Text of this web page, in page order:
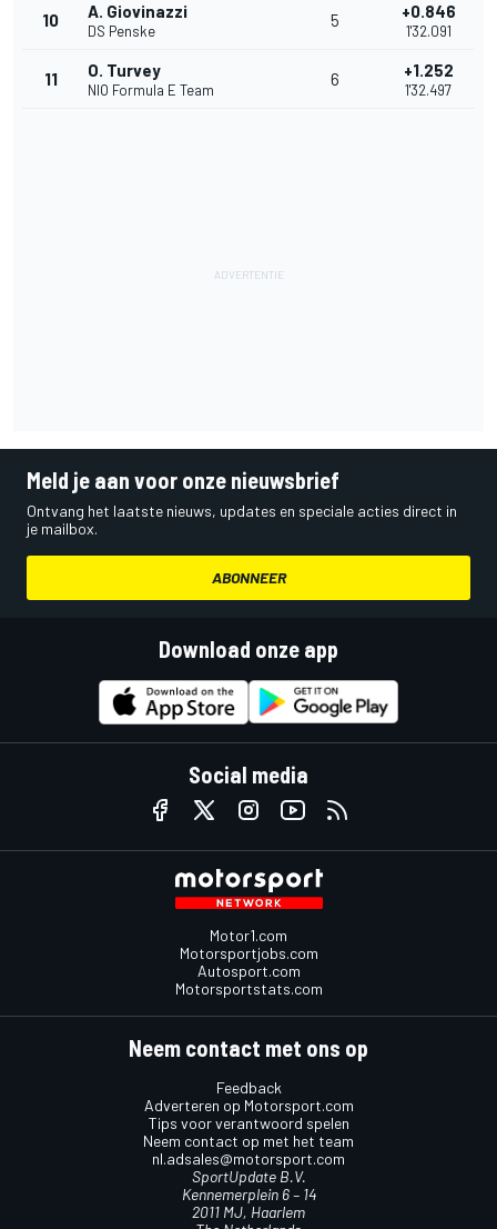
10 A. Giovinazzi
DS Penske
5 +0.846
1'32.091
11 O. Turvey
NIO Formula E Team
6 +1.252
1'32.497
Meld je aan voor onze nieuwsbrief
Ontvang het laatste nieuws, updates en speciale acties direct in
je mailbox.
ABONNEER
Download onze app
Social media
Motor1.com
Motorsportjobs.com
Autosport.com
Motorsportstats.com
Neem contact met ons op
Feedback
Adverteren op Motorsport.com
Tips voor verantwoord spelen
Neem contact op met het team
nl.adsales@motorsport.com
SportUpdate B.V.
Kennemerplein 6 – 14
2011 MJ, Haarlem